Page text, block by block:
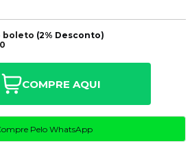
boleto (2% Desconto)
COMPRE AQUI
Pelo WhatsApp